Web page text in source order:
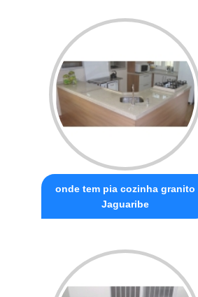
onde tem pia cozinha granito
Jaguaribe